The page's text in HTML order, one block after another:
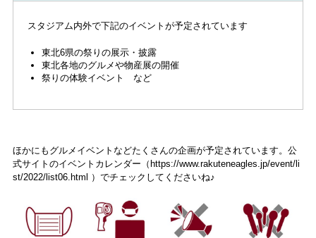
スタジアム内外で下記のイベントが予定されています
東北6県の祭りの展示・披露
東北各地のグルメや物産展の開催
祭りの体験イベント など
ほかにもグルメイベントなどたくさんの企画が予定されています。公
式サイトのイベントカレンダー（https://www.rakuteneagles.jp/event/li
st/2022/list06.html ）でチェックしてくださいね♪